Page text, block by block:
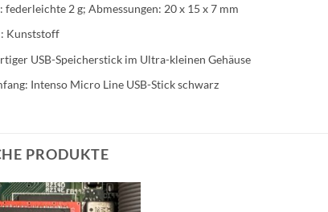
federleichte 2 g; Abmessungen: 20 x 15 x 7 mm
Kunststoff
USB-Speicherstick im Ultra-kleinen Gehäuse
Intenso Micro Line USB-Stick schwarz
PRODUKTE